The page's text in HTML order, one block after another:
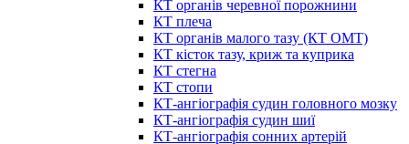
КТ органів черевної порожнини
КТ плеча
КТ органів малого тазу (КТ ОМТ)
КТ кісток тазу, криж та куприка
КТ стегна
КТ стопи
КТ-ангіографія судин головного мозку
КТ-ангіографія судин шиї
КТ-ангіографія сонних артерій